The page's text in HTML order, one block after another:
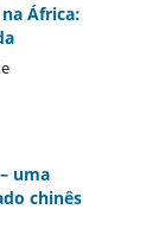
África:
uma
chinês